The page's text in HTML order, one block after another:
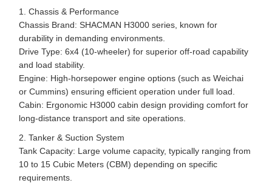
1. Chassis & Performance
Chassis Brand: SHACMAN H3000 series, known for
durability in demanding environments.
Drive Type: 6x4 (10-wheeler) for superior off-road capability
and load stability.
Engine: High-horsepower engine options (such as Weichai
or Cummins) ensuring efficient operation under full load.
Cabin: Ergonomic H3000 cabin design providing comfort for
long-distance transport and site operations.
2. Tanker & Suction System
Tank Capacity: Large volume capacity, typically ranging from
10 to 15 Cubic Meters (CBM) depending on specific
requirements.